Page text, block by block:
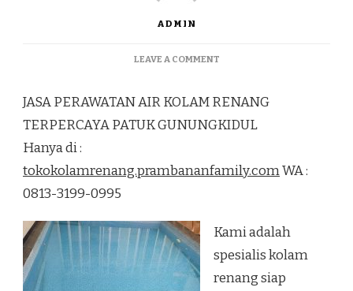
ADMIN
LEAVE A COMMENTON
AIR
KOLAM
PATUK
GUNUNGKIDUL
JASA PERAWATAN AIR KOLAM RENANG
TERPERCAYA PATUK GUNUNGKIDUL
Hanya di :
tokokolamrenang.prambananfamily.comWA :
0813-3199-0995
Kami adalah
spesialis kolam
renang siap